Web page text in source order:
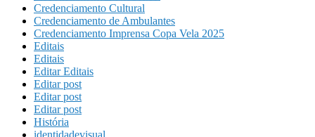
Credenciamento Cultural
Credenciamento de Ambulantes
Credenciamento Imprensa Copa Vela 2025
Editais
Editais
Editar Editais
Editar post
Editar post
Editar post
História